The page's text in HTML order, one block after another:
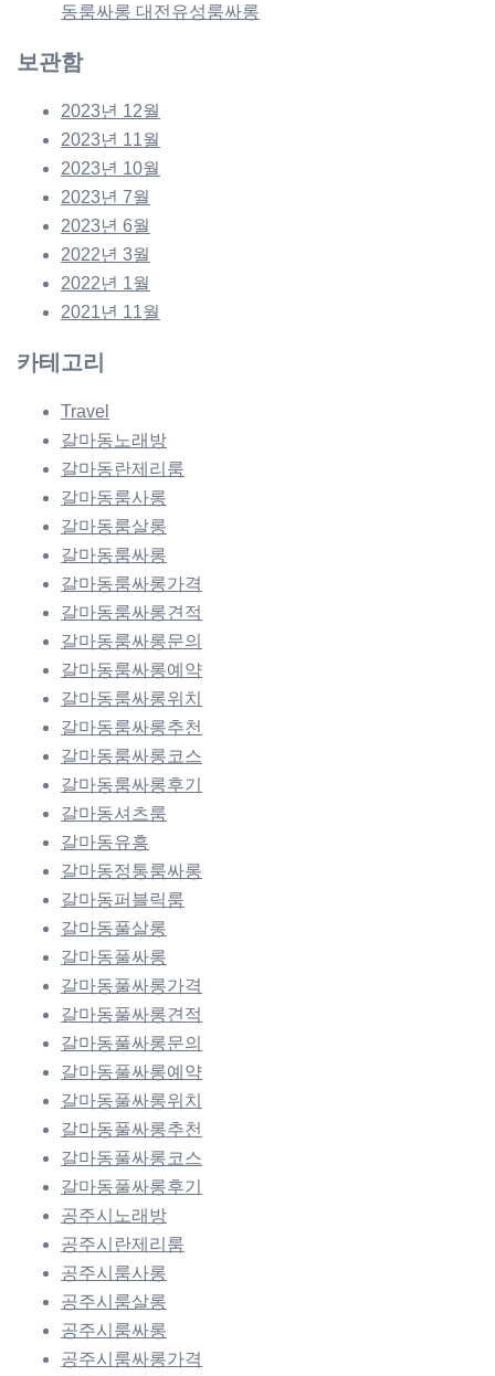
동룸싸롱 대전유성룸싸롱
보관함
2023년 12월
2023년 11월
2023년 10월
2023년 7월
2023년 6월
2022년 3월
2022년 1월
2021년 11월
카테고리
Travel
갈마동노래방
갈마동란제리룸
갈마동룸사롱
갈마동룸살롱
갈마동룸싸롱
갈마동룸싸롱가격
갈마동룸싸롱견적
갈마동룸싸롱문의
갈마동룸싸롱예약
갈마동룸싸롱위치
갈마동룸싸롱추천
갈마동룸싸롱코스
갈마동룸싸롱후기
갈마동셔츠룸
갈마동유흥
갈마동정통룸싸롱
갈마동퍼블릭룸
갈마동풀살롱
갈마동풀싸롱
갈마동풀싸롱가격
갈마동풀싸롱견적
갈마동풀싸롱문의
갈마동풀싸롱예약
갈마동풀싸롱위치
갈마동풀싸롱추천
갈마동풀싸롱코스
갈마동풀싸롱후기
공주시노래방
공주시란제리룸
공주시룸사롱
공주시룸살롱
공주시룸싸롱
공주시룸싸롱가격